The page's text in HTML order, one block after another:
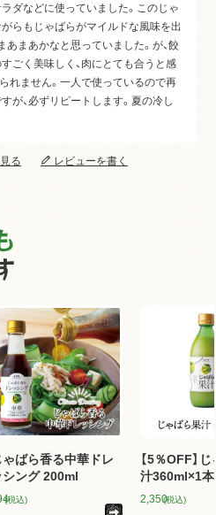
ダなどに使っていました。このじゃ
らもじゃばらがマイルドな風味を出
あまあかなと思っていました。が、餃
ごく美味しく、肉にとても合うと感
れません。一人で使っているので再
が、必ずリピートします。夏の冷し
る レビューを書く
ゃばら香る中華ドレ
シング 200ml
(税込)
【5％OFF】
汁360ml×1本
2,350(税込)